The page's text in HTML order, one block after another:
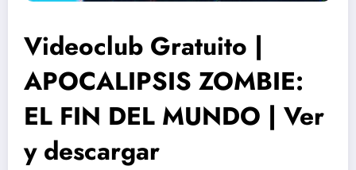
Videoclub Gratuito |
APOCALIPSIS ZOMBIE:
EL FIN DEL MUNDO | Ver
y descargar